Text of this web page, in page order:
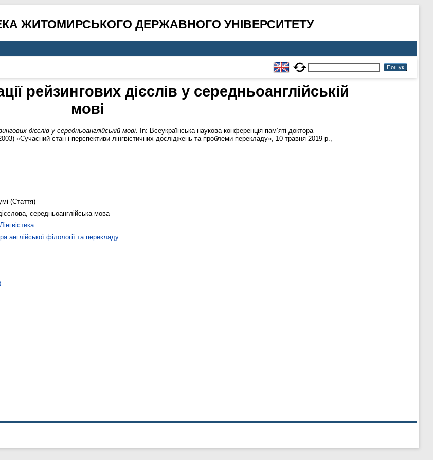
ЖИТОМИРСЬКОГО ДЕРЖАВНОГО УНІВЕРСИТЕТУ
рейзингових дієслів у середньоанглійській
мові
дієслів у середньоанглійській мові.
In: Всеукраїнська наукова конференція пам’яті доктора
«Сучасний стан і перспективи лінгвістичних досліджень та проблеми перекладу», 10 травня 2019 р.,
(Стаття)
середньоанглійська мова
англійської філології та перекладу